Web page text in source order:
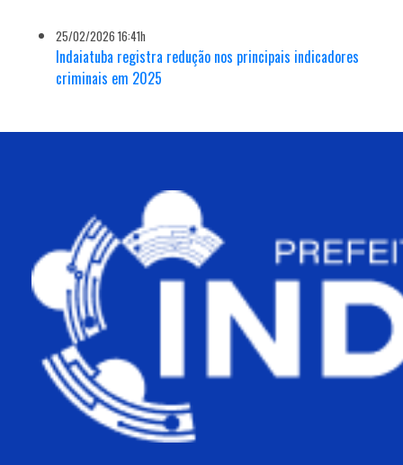
25/02/2026 16:41h
Indaiatuba registra redução nos principais indicadores
criminais em 2025